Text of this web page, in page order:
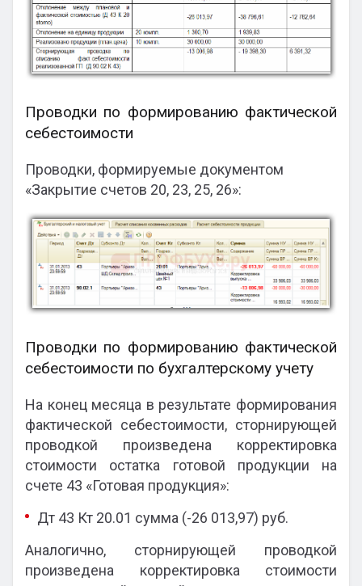
Проводки по формированию фактической
себестоимости
Проводки, формируемые документом
«Закрытие счетов 20, 23, 25, 26»:
Проводки по формированию фактической
себестоимости по бухгалтерскому учету
На конец месяца в результате формирования
фактической себестоимости, сторнирующей
проводкой произведена корректировка
стоимости остатка готовой продукции на
счете 43 «Готовая продукция»:
Дт 43 Кт 20.01 сумма (-26 013,97) руб.
Аналогично, сторнирующей проводкой
произведена корректировка стоимости